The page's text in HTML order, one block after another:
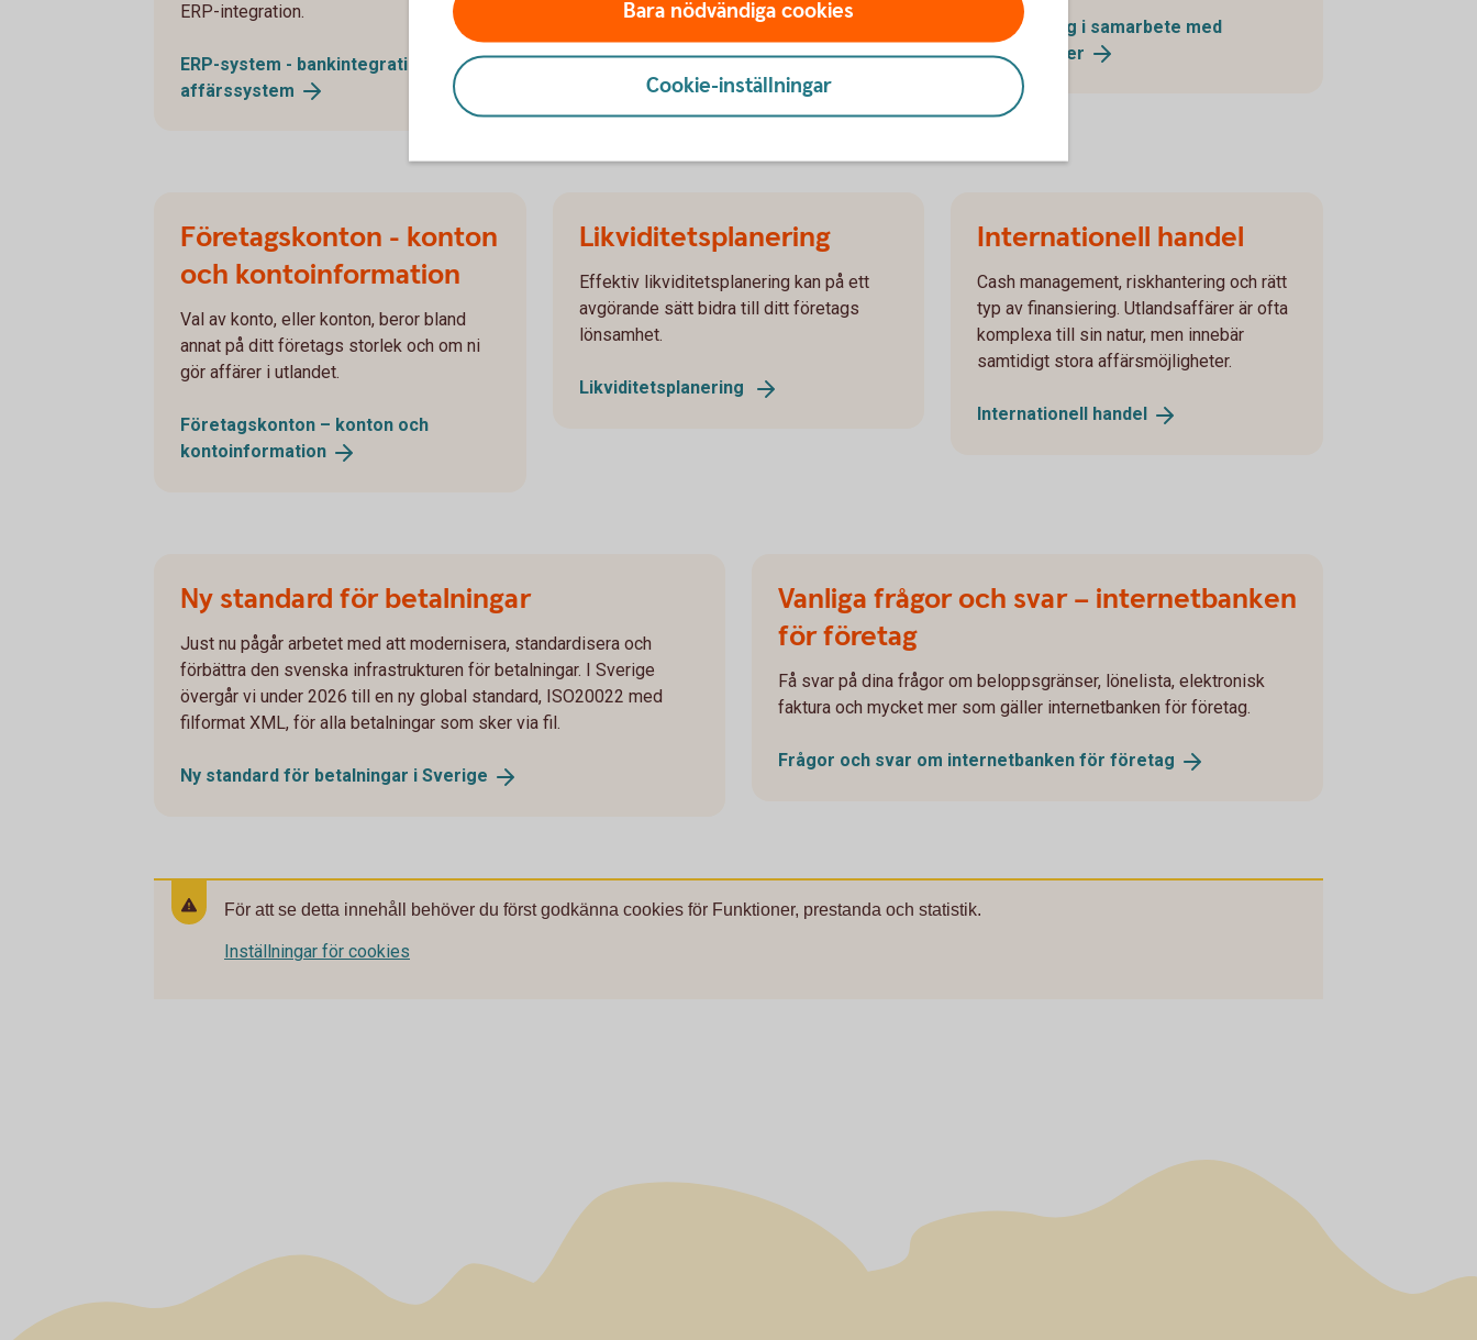
ERP-integration.
ERP-system - bankintegration med
affärssystem
driva in skulder på ett professionellt sätt.
Inkasso ochinkassobolag
e-bokföring i samarbete med
Speedledger
Företagskonton - konton
och kontoinformation
Val av konto, eller konton, beror bland
annat på ditt företags storlek och om ni
gör affärer i utlandet.
Företagskonton – konton och
kontoinformation
Likviditetsplanering
Effektiv likviditetsplanering kan på ett
avgörande sätt bidra till ditt företags
lönsamhet.
Likviditetsplanering
Internationell handel
Cash management, riskhantering och rätt
typ av finansiering. Utlandsaffärer är ofta
komplexa till sin natur, men innebär
samtidigt stora affärsmöjligheter.
Internationell handel
Ny standard för betalningar
Just nu pågår arbetet med att modernisera, standardisera och
förbättra den svenska infrastrukturen för betalningar. I Sverige
övergår vi under 2026 till en ny global standard, ISO20022 med
filformat XML, för alla betalningar som sker via fil.
Ny standard för betalningar i Sverige
Vanliga frågor och svar – internetbanken
för företag
Få svar på dina frågor om beloppsgränser, lönelista, elektronisk
faktura och mycket mer som gäller internetbanken för företag.
Frågor och svar om internetbanken för företag
För att se detta innehåll behöver du först godkänna cookies för Funktioner, prestanda och statistik.
Inställningar för cookies
Bara nödvändiga cookies
Cookie-inställningar